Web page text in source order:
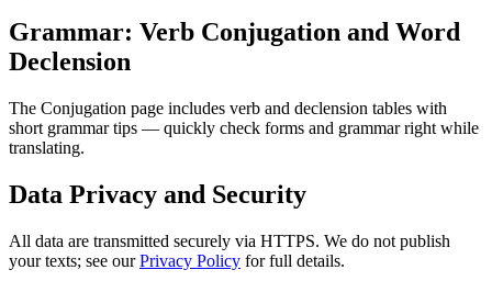
Grammar: Verb Conjugation and Word
Declension
The Conjugation page includes verb and declension tables with
short grammar tips — quickly check forms and grammar right while
translating.
Data Privacy and Security
All data are transmitted securely via HTTPS. We do not publish
your texts; see ourPrivacy Policy for full details.